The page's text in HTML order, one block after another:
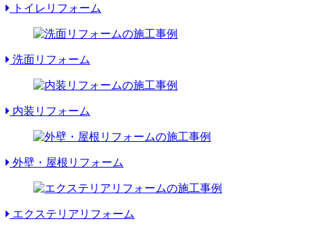
トイレリフォーム
洗面リフォーム
内装リフォーム
外壁・屋根リフォーム
エクステリアリフォーム